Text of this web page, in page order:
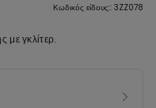
Κωδικός είδους:: 3ZZ078
με γκλίτερ.